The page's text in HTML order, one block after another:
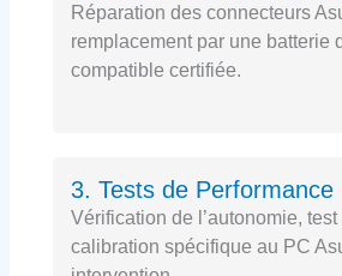
Réparation des connecteurs
remplacement par une batterie
compatible certifiée.
3. Tests de Performance
Vérification de l’autonomie,
calibration spécifique au PC